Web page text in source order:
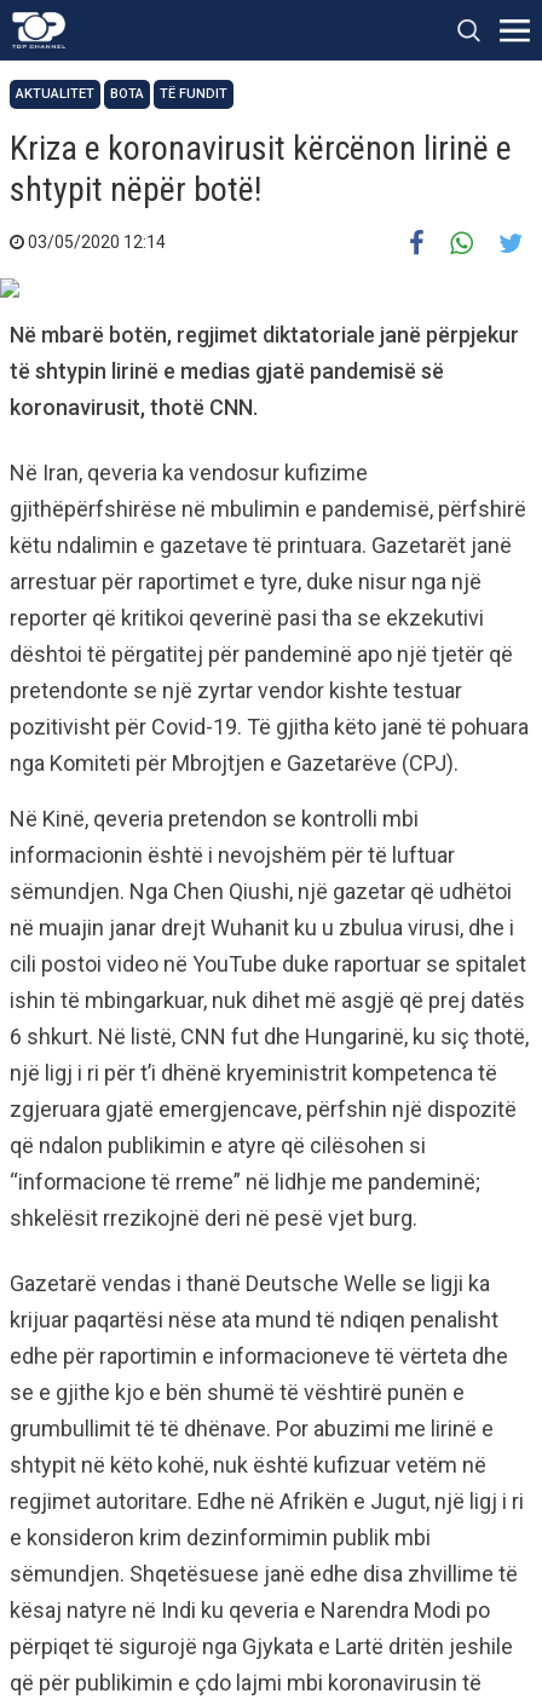
AKTUALITET BOTA TË FUNDIT
Kriza e koronavirusit kërcënon lirinë e
shtypit nëpër botë!
03/05/2020 12:14
Në mbarë botën, regjimet diktatoriale janë përpjekur
të shtypin lirinë e medias gjatë pandemisë së
koronavirusit, thotë CNN.
Në Iran, qeveria ka vendosur kufizime
gjithëpërfshirëse në mbulimin e pandemisë, përfshirë
këtu ndalimin e gazetave të printuara. Gazetarët janë
arrestuar për raportimet e tyre, duke nisur nga një
reporter që kritikoi qeverinë pasi tha se ekzekutivi
dështoi të përgatitej për pandeminë apo një tjetër që
pretendonte se një zyrtar vendor kishte testuar
pozitivisht për Covid-19. Të gjitha këto janë të pohuara
nga Komiteti për Mbrojtjen e Gazetarëve (CPJ).
Në Kinë, qeveria pretendon se kontrolli mbi
informacionin është i nevojshëm për të luftuar
sëmundjen. Nga Chen Qiushi, një gazetar që udhëtoi
në muajin janar drejt Wuhanit ku u zbulua virusi, dhe i
cili postoi video në YouTube duke raportuar se spitalet
ishin të mbingarkuar, nuk dihet më asgjë që prej datës
6 shkurt. Në listë, CNN fut dhe Hungarinë, ku siç thotë,
një ligj i ri për t’i dhënë kryeministrit kompetenca të
zgjeruara gjatë emergjencave, përfshin një dispozitë
që ndalon publikimin e atyre që cilësohen si
“informacione të rreme” në lidhje me pandeminë;
shkelësit rrezikojnë deri në pesë vjet burg.
Gazetarë vendas i thanë Deutsche Welle se ligji ka
krijuar paqartësi nëse ata mund të ndiqen penalisht
edhe për raportimin e informacioneve të vërteta dhe
se e gjithe kjo e bën shumë të vështirë punën e
grumbullimit të të dhënave. Por abuzimi me lirinë e
shtypit në këto kohë, nuk është kufizuar vetëm në
regjimet autoritare. Edhe në Afrikën e Jugut, një ligj i ri
e konsideron krim dezinformimin publik mbi
sëmundjen. Shqetësuese janë edhe disa zhvillime të
kësaj natyre në Indi ku qeveria e Narendra Modi po
përpiqet të sigurojë nga Gjykata e Lartë dritën jeshile
që për publikimin e çdo lajmi mbi koronavirusin të